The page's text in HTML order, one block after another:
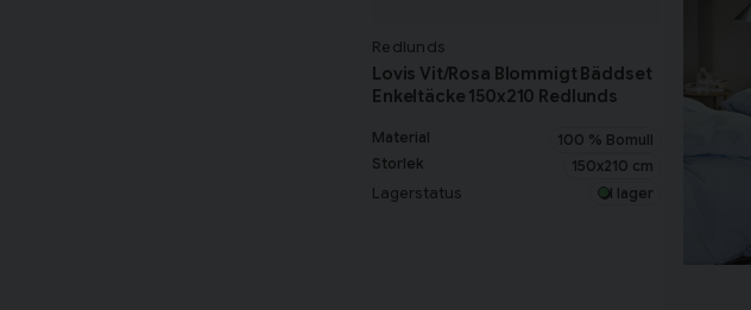
Redlunds
Lovis Vit/Rosa Blommigt Bäddset
Enkeltäcke 150x210 Redlunds
Material
100 % Bomull
Storlek
150x210 cm
Lagerstatus I lager